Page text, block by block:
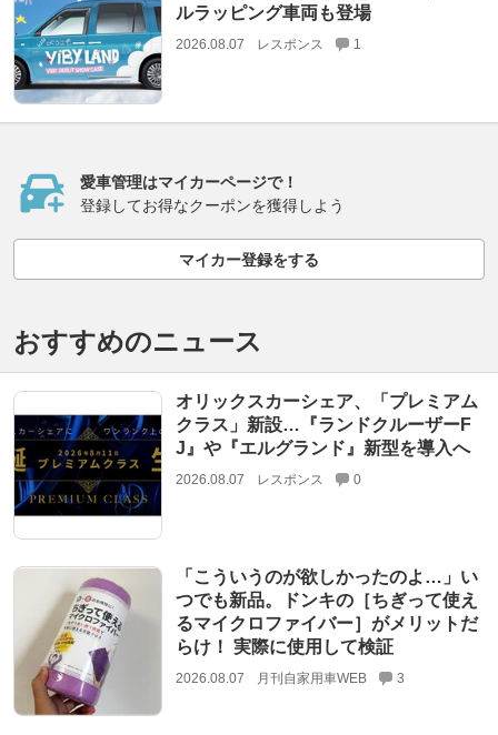
ルラッピング車両も登場
2026.08.07 レスポンス 1
愛車管理はマイカーページで！
登録してお得なクーポンを獲得しよう
マイカー登録をする
おすすめのニュース
オリックスカーシェア、「プレミアム
クラス」新設…『ランドクルーザーF
J』や『エルグランド』新型を導入へ
2026.08.07 レスポンス 0
「こういうのが欲しかったのよ…」い
つでも新品。ドンキの［ちぎって使え
るマイクロファイバー］がメリットだ
らけ！ 実際に使用して検証
2026.08.07 月刊自家用車WEB 3